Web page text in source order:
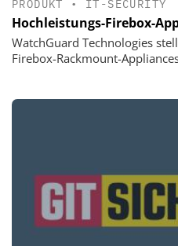
PRODUKT • IT-SECURITY
Hochleistungs-Firebox-
WatchGuard Technologies
Firebox-Rackmount-